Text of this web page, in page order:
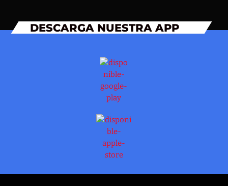
DESCARGA NUESTRA APP